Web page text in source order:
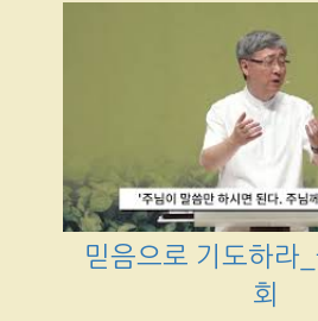
믿음으로 기도하라
회